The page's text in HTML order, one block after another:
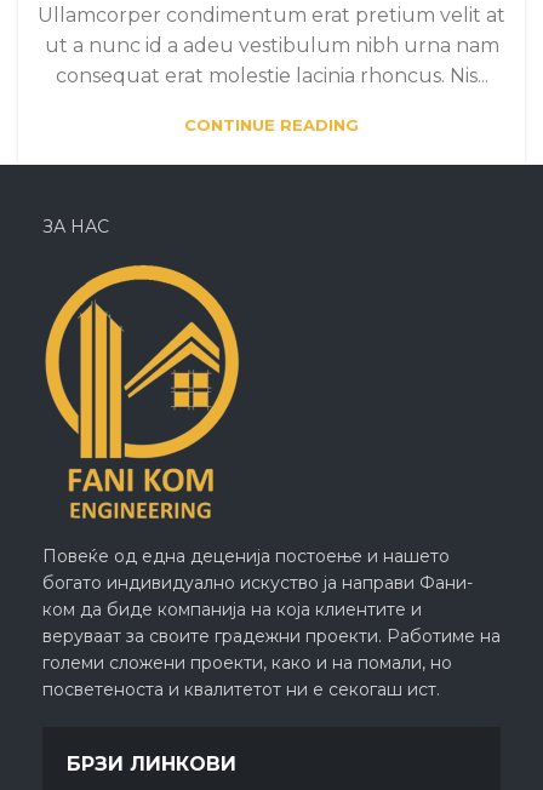
Ullamcorper condimentum erat pretium velit at
ut a nunc id a adeu vestibulum nibh urna nam
consequat erat molestie lacinia rhoncus. Nis...
CONTINUE READING
ЗА НАС
Повеќе од една деценија постоење и нашето
богато индивидуално искуство ја направи Фани-
ком да биде компанија на која клиентите и
веруваат за своите градежни проекти. Работиме на
големи сложени проекти, како и на помали, но
посветеноста и квалитетот ни е секогаш ист.
БРЗИ ЛИНКОВИ